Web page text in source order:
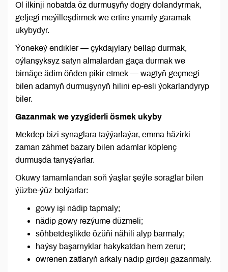
Ol ilkinji nobatda öz durmuşyňy dogry dolandyrmak,
geljegi meýilleşdirmek we ertire ynamly garamak
ukybydyr.
Ýönekeý endikler — çykdajylary belläp durmak,
oýlanşyksyz satyn almalardan gaça durmak we
birnäçe ädim öňden pikir etmek — wagtyň geçmegi
bilen adamyň durmuşynyň hilini ep-esli ýokarlandyryp
biler.
Gazanmak we yzygiderli ösmek ukyby
Mekdep bizi synaglara taýýarlaýar, emma häzirki
zaman zähmet bazary bilen adamlar köplenç
durmuşda tanyşýarlar.
Okuwy tamamlandan soň ýaşlar şeýle soraglar bilen
ýüzbe-ýüz bolýarlar:
gowy işi nädip tapmaly;
nädip gowy rezýume düzmeli;
söhbetdeşlikde özüňi nähili alyp barmaly;
haýsy başarnyklar hakykatdan hem zerur;
öwrenen zatlaryň arkaly nädip girdeji gazanmaly.